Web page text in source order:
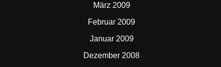
März 2009
Februar 2009
Januar 2009
Dezember 2008